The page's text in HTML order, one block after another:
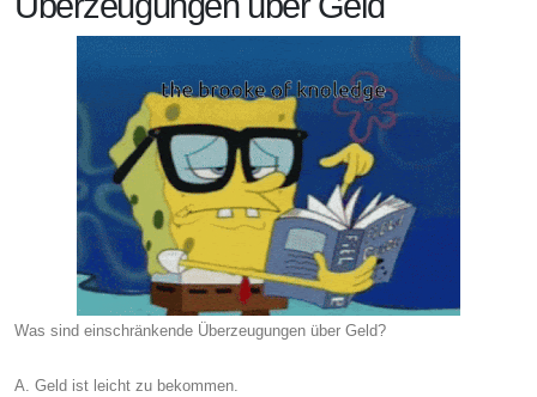
Was sind einschränkende Überzeugungen über Geld?
A. Geld ist leicht zu bekommen.